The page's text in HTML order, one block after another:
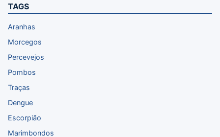
TAGS
Aranhas
Morcegos
Percevejos
Pombos
Traças
Dengue
Escorpião
Marimbondos